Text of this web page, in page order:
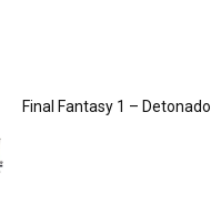
Final Fantasy 1 – Detonado